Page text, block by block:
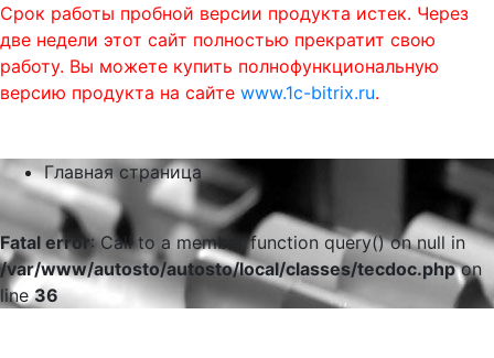
Срок работы пробной версии продукта истек. Через
две недели этот сайт полностью прекратит свою
работу. Вы можете купить полнофункциональную
версию продукта на сайте www.1c-bitrix.ru.
Главная страница
Fatal error: Call to a member function query() on null in
/var/www/autosto/autosto/local/classes/tecdoc.phpon
line36